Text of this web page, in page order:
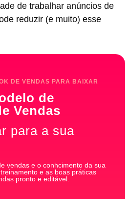
de trabalhar anúncios de
reduzir (e muito) esse
DE VENDAS PARA BAIXAR
de
Vendas
para a sua
vendas e o conhcimento da sua
e as boas práticas
pronto e editável.